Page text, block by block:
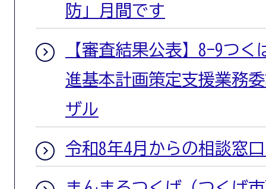
防」月間です
【審査結果公表】8-9つ
進基本計画策定支援業務
ザル
令和8年4月からの相談窓